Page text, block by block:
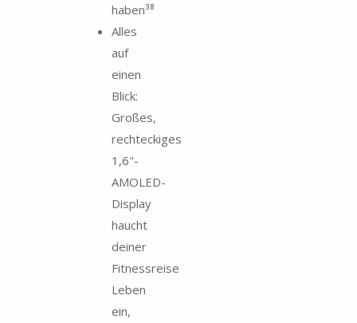
haben³⁸
Alles
auf
einen
Blick:
Großes,
rechteckiges
1,6"-
AMOLED-
Display
haucht
deiner
Fitnessreise
Leben
ein,